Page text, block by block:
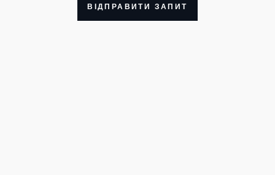
ВІДПРАВИТИ ЗАПИТ